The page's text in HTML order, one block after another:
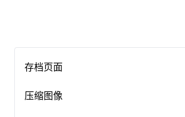
存档页面
压缩图像